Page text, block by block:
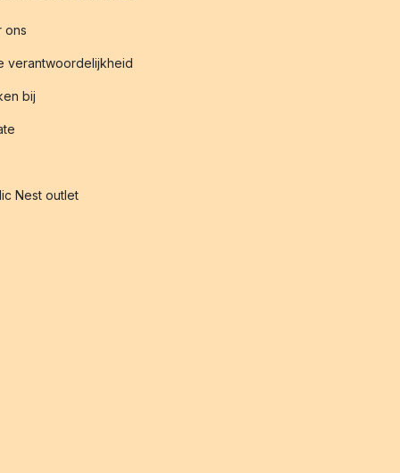
ons
verantwoordelijkheid
bij
Nest outlet